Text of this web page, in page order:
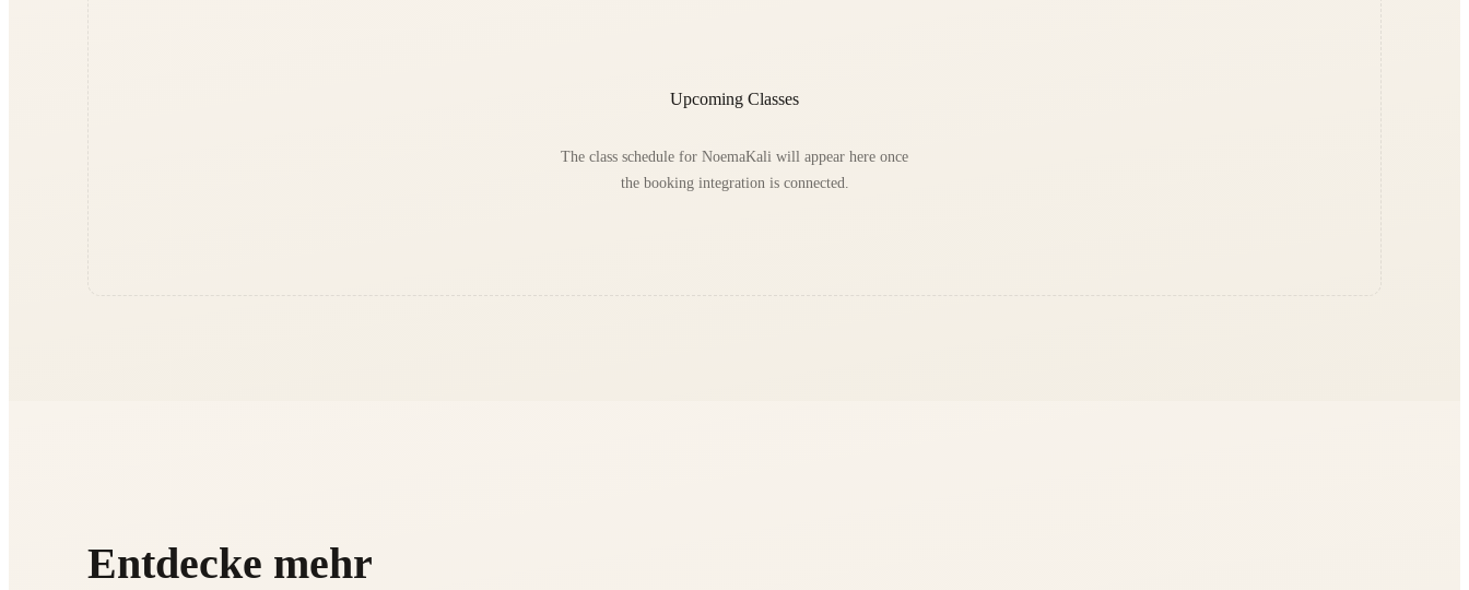
Upcoming Classes
The class schedule for NoemaKali will appear here once
the booking integration is connected.
Entdecke mehr